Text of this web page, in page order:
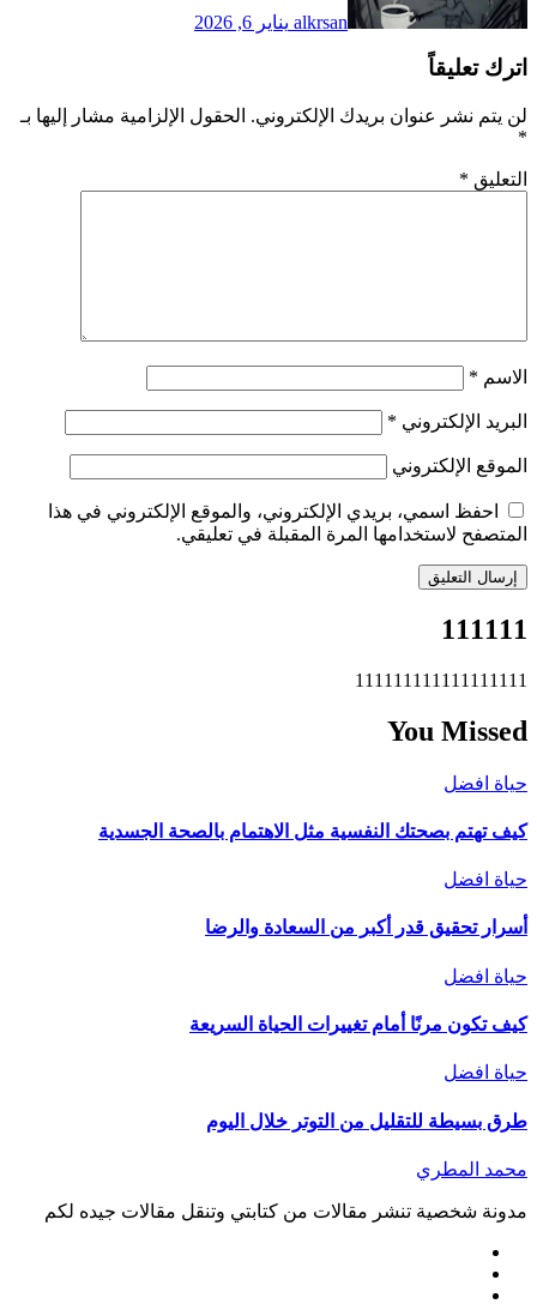
alkrsan يناير 6, 2026
اترك تعليقاً
لن يتم نشر عنوان بريدك الإلكتروني. الحقول الإلزامية مشار إليها بـ
*
التعليق *
الاسم *
البريد الإلكتروني *
الموقع الإلكتروني
احفظ اسمي، بريدي الإلكتروني، والموقع الإلكتروني في هذا
المتصفح لاستخدامها المرة المقبلة في تعليقي.
111111
111111111111111111
You Missed
حياة افضل
كيف تهتم بصحتك النفسية مثل الاهتمام بالصحة الجسدية
حياة افضل
أسرار تحقيق قدر أكبر من السعادة والرضا
حياة افضل
كيف تكون مرنًا أمام تغييرات الحياة السريعة
حياة افضل
طرق بسيطة للتقليل من التوتر خلال اليوم
محمد المطري
مدونة شخصية تنشر مقالات من كتابتي وتنقل مقالات جيده لكم